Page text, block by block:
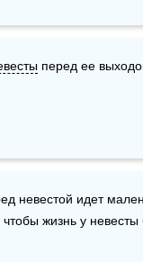
невестой идет
жизнь у невесты